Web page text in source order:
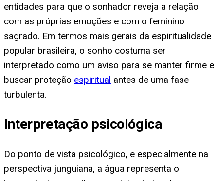
entidades para que o sonhador reveja a relação
com as próprias emoções e com o feminino
sagrado. Em termos mais gerais da espiritualidade
popular brasileira, o sonho costuma ser
interpretado como um aviso para se manter firme e
buscar proteção espiritual antes de uma fase
turbulenta.
Interpretação psicológica
Do ponto de vista psicológico, e especialmente na
perspectiva junguiana, a água representa o